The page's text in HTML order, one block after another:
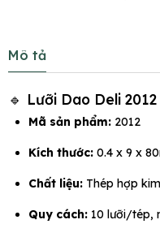
Mô tả
🔹 Lưỡi Dao Deli
Mã sản phẩm: 2012
Kích thước: 0.4 x 9 x
Chất liệu: Thép hợp
Quy cách: 10 lưỡi/tép,